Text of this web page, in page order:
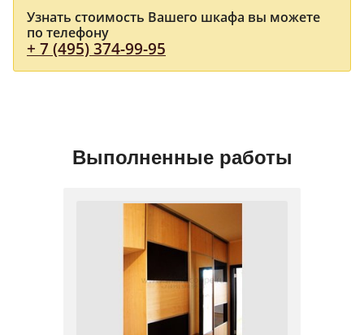
Узнать стоимость Вашего шкафа вы можете
по телефону
+ 7 (495) 374-99-95
Выполненные работы